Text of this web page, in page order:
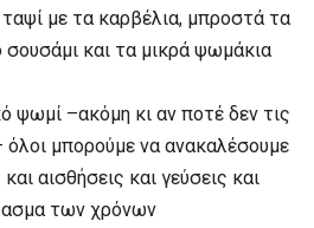
με τα καρβέλια, μπροστά τα
σουσάμι και τα μικρά ψωμάκια
ψωμί –ακόμη κι αν ποτέ δεν τις
μπορούμε να ανακαλέσουμε
αισθήσεις και γεύσεις και
των χρόνων